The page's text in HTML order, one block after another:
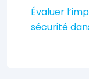
Évaluer
sécurité